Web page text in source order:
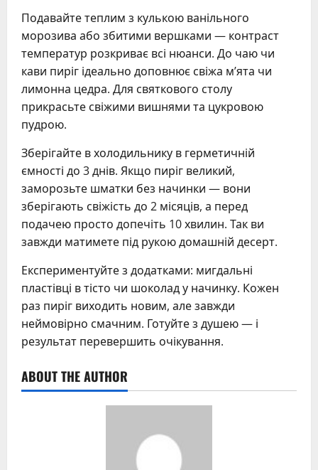
Подавайте теплим з кулькою ванільного
морозива або збитими вершками — контраст
температур розкриває всі нюанси. До чаю чи
кави пиріг ідеально доповнює свіжа м’ята чи
лимонна цедра. Для святкового столу
прикрасьте свіжими вишнями та цукровою
пудрою.
Зберігайте в холодильнику в герметичній
ємності до 3 днів. Якщо пиріг великий,
заморозьте шматки без начинки — вони
зберігають свіжість до 2 місяців, а перед
подачею просто допечіть 10 хвилин. Так ви
завжди матимете під рукою домашній десерт.
Експериментуйте з додатками: мигдальні
пластівці в тісто чи шоколад у начинку. Кожен
раз пиріг виходить новим, але завжди
неймовірно смачним. Готуйте з душею — і
результат перевершить очікування.
ABOUT THE AUTHOR